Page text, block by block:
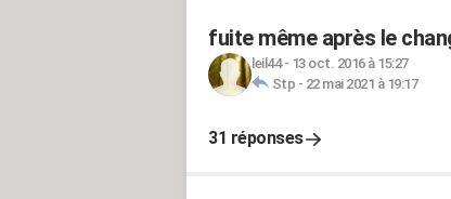
fuite même après le
leil44- 13 oct. 2016 à 15:27
Stp - 22 mai 2021 à 19:17
31 réponses